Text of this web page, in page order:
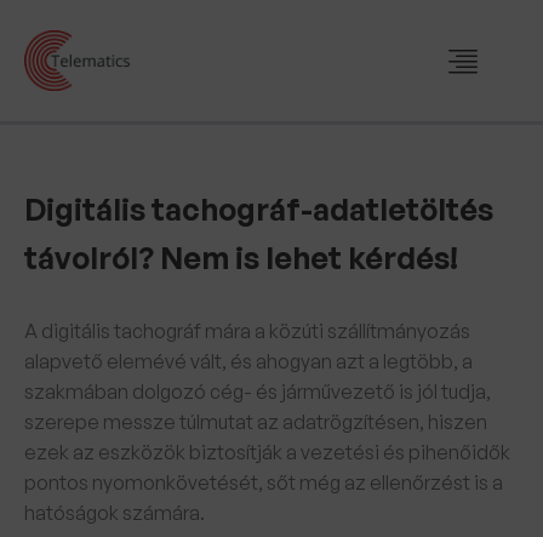
Digitális tachográf-adatletöltés
távolról? Nem is lehet kérdés!
A digitális tachográf mára a közúti szállítmányozás
alapvető elemévé vált, és ahogyan azt a legtöbb, a
szakmában dolgozó cég- és járművezető is jól tudja,
szerepe messze túlmutat az adatrögzítésen, hiszen
ezek az eszközök biztosítják a vezetési és pihenőidők
pontos nyomonkövetését, sőt még az ellenőrzést is a
hatóságok számára.